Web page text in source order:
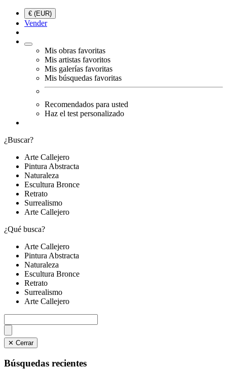
€ (EUR)
Vender
Mis obras favoritas
Mis artistas favoritos
Mis galerías favoritas
Mis búsquedas favoritas
Recomendados para usted
Haz el test personalizado
¿Buscar?
Arte Callejero
Pintura Abstracta
Naturaleza
Escultura Bronce
Retrato
Surrealismo
Arte Callejero
¿Qué busca?
Arte Callejero
Pintura Abstracta
Naturaleza
Escultura Bronce
Retrato
Surrealismo
Arte Callejero
✕ Cerrar
Búsquedas recientes